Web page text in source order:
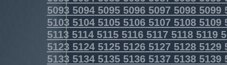
5093509450955096509750985099
5103510451055106510751085109
5113511451155116511751185119
5123512451255126512751285129
5133513451355136513751385139